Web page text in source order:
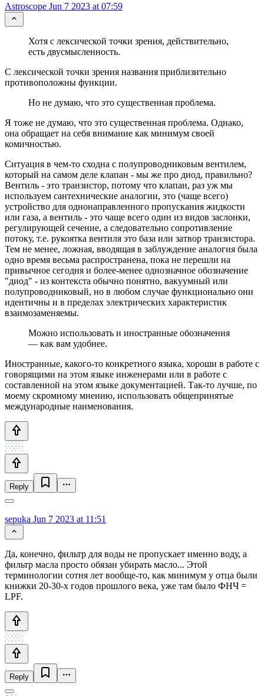
Astroscope Jun 7 2023 at 07:59
Хотя с лексической точки зрения, действительно,
есть двусмысленность.
С лексической точки зрения названия приблизительно
противоположны функции.
Но не думаю, что это существенная проблема.
Я тоже не думаю, что это существенная проблема. Однако,
она обращает на себя внимание как минимум своей
комичностью.
Ситуация в чем-то сходна с полупроводниковым вентилем,
который на самом деле клапан - мы же про диод, правильно?
Вентиль - это транзистор, потому что клапан, раз уж мы
используем сантехнические аналогии, это (чаще всего)
устройство для однонаправленного пропускания жидкости
или газа, а вентиль - это чаще всего один из видов заслонки,
регулирующей сечение, а следовательно сопротивление
потоку, т.е. рукоятка вентиля это база или затвор транзистора.
Тем не менее, ложная, вводящая в заблуждение аналогия была
одно время весьма распространена, пока не перешли на
привычное сегодня и более-менее однозначное обозначение
"диод" - из контекста обычно понятно, вакуумный или
полупроводниковый, но в любом случае функционально они
идентичны и в пределах электрических характеристик
взаимозаменяемы.
Можно использовать и иностранные обозначения
— как вам удобнее.
Иностранные, какого-то конкретного языка, хороши в работе с
говорящими на этом языке инженерами или в работе с
составленной на этом языке документацией. Так-то лучше, по
моему скромному мнению, использовать общепринятые
международные наименования.
Reply
sepuka Jun 7 2023 at 11:51
Да, конечно, фильтр для воды не пропускает именно воду, а
фильтр масла просто обязан убирать масло... Этой
терминологии сотня лет вообще-то, как минимум у отца были
книжки 20-30-х годов прошлого века, уже там было ФНЧ =
LPF.
Reply